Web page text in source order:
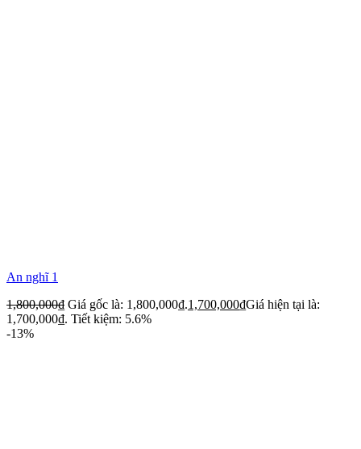
An nghĩ 1
1,800,000₫ Giá gốc là: 1,800,000₫.1,700,000₫Giá hiện tại là:
1,700,000₫. Tiết kiệm: 5.6%
-13%